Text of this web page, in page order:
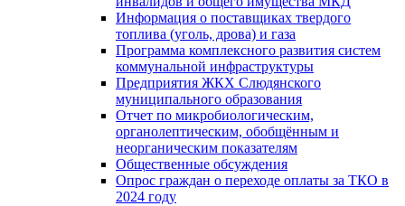
Информация о поставщиках твердого
топлива (уголь, дрова) и газа
Программа комплексного развития систем
коммунальной инфраструктуры
Предприятия ЖКХ Слюдянского
муниципального образования
Отчет по микробиологическим,
органолептическим, обобщённым и
неорганическим показателям
Общественные обсуждения
Опрос граждан о переходе оплаты за ТКО в
2024 году